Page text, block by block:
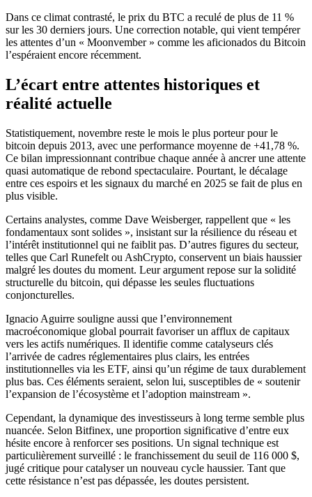
Dans ce climat contrasté, le prix du BTC a reculé de plus de 11 %
sur les 30 derniers jours. Une correction notable, qui vient tempérer
les attentes d’un « Moonvember » comme les aficionados du Bitcoin
l’espéraient encore récemment.
L’écart entre attentes historiques et
réalité actuelle
Statistiquement, novembre reste le mois le plus porteur pour le
bitcoin depuis 2013, avec une performance moyenne de +41,78 %.
Ce bilan impressionnant contribue chaque année à ancrer une attente
quasi automatique de rebond spectaculaire. Pourtant, le décalage
entre ces espoirs et les signaux du marché en 2025 se fait de plus en
plus visible.
Certains analystes, comme Dave Weisberger, rappellent que « les
fondamentaux sont solides », insistant sur la résilience du réseau et
l’intérêt institutionnel qui ne faiblit pas. D’autres figures du secteur,
telles que Carl Runefelt ou AshCrypto, conservent un biais haussier
malgré les doutes du moment. Leur argument repose sur la solidité
structurelle du bitcoin, qui dépasse les seules fluctuations
conjoncturelles.
Ignacio Aguirre souligne aussi que l’environnement
macroéconomique global pourrait favoriser un afflux de capitaux
vers les actifs numériques. Il identifie comme catalyseurs clés
l’arrivée de cadres réglementaires plus clairs, les entrées
institutionnelles via les ETF, ainsi qu’un régime de taux durablement
plus bas. Ces éléments seraient, selon lui, susceptibles de « soutenir
l’expansion de l’écosystème et l’adoption mainstream ».
Cependant, la dynamique des investisseurs à long terme semble plus
nuancée. Selon Bitfinex, une proportion significative d’entre eux
hésite encore à renforcer ses positions. Un signal technique est
particulièrement surveillé : le franchissement du seuil de 116 000 $,
jugé critique pour catalyser un nouveau cycle haussier. Tant que
cette résistance n’est pas dépassée, les doutes persistent.